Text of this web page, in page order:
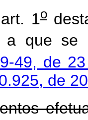
1o
a que
49, de
de